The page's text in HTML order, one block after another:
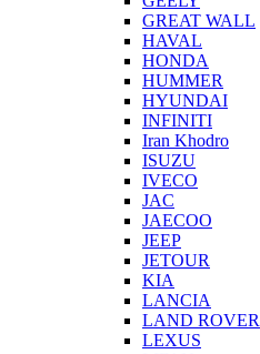
GREAT WALL
HAVAL
HONDA
HUMMER
HYUNDAI
INFINITI
Iran Khodro
ISUZU
IVECO
JAC
JAECOO
JEEP
JETOUR
KIA
LANCIA
LAND ROVER
LEXUS